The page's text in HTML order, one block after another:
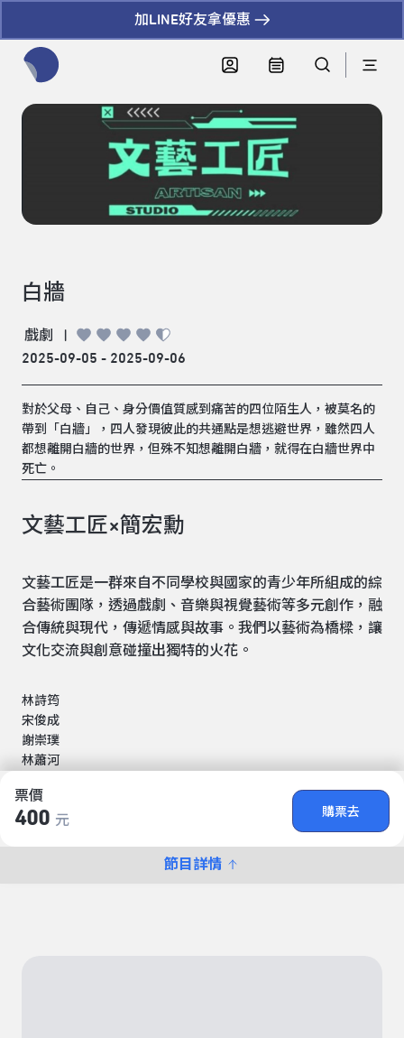
加LINE好友拿優惠
票價
400 元
購票去
節目詳情
白牆
戲劇
|
2025-09-05 - 2025-09-06
對於父母、自己、身分價值質感到痛苦的四位陌生人，被莫名的
帶到「白牆」，四人發現彼此的共通點是想逃避世界，雖然四人
都想離開白牆的世界，但殊不知想離開白牆，就得在白牆世界中
死亡。
文藝工匠×簡宏勳
文藝工匠是一群來自不同學校與國家的青少年所組成的綜
合藝術團隊，透過戲劇、音樂與視覺藝術等多元創作，融
合傳統與現代，傳遞情感與故事。我們以藝術為橋樑，讓
文化交流與創意碰撞出獨特的火花。
林詩筠
宋俊成
謝崇璞
林蕭河